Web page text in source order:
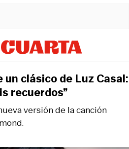
versión de la canción
un clásico de Luz Casal:
recuerdos”